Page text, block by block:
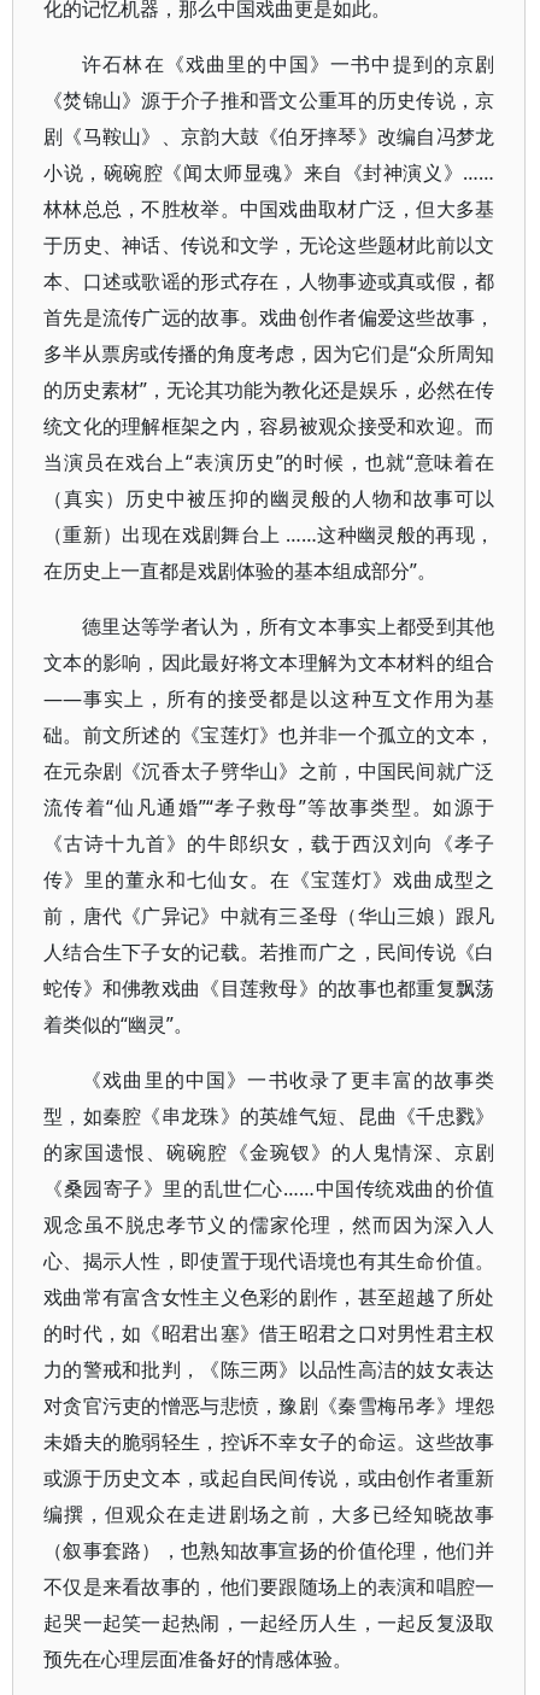
化的记忆机器，那么中国戏曲更是如此。
许石林在《戏曲里的中国》一书中提到的京剧
《焚锦山》源于介子推和晋文公重耳的历史传说，京
剧《马鞍山》、京韵大鼓《伯牙摔琴》改编自冯梦龙
小说，碗碗腔《闻太师显魂》来自《封神演义》……
林林总总，不胜枚举。中国戏曲取材广泛，但大多基
于历史、神话、传说和文学，无论这些题材此前以文
本、口述或歌谣的形式存在，人物事迹或真或假，都
首先是流传广远的故事。戏曲创作者偏爱这些故事，
多半从票房或传播的角度考虑，因为它们是“众所周知
的历史素材”，无论其功能为教化还是娱乐，必然在传
统文化的理解框架之内，容易被观众接受和欢迎。而
当演员在戏台上“表演历史”的时候，也就“意味着在
（真实）历史中被压抑的幽灵般的人物和故事可以
（重新）出现在戏剧舞台上 ……这种幽灵般的再现，
在历史上一直都是戏剧体验的基本组成部分”。
德里达等学者认为，所有文本事实上都受到其他
文本的影响，因此最好将文本理解为文本材料的组合
——事实上，所有的接受都是以这种互文作用为基
础。前文所述的《宝莲灯》也并非一个孤立的文本，
在元杂剧《沉香太子劈华山》之前，中国民间就广泛
流传着“仙凡通婚”“孝子救母”等故事类型。如源于
《古诗十九首》的牛郎织女，载于西汉刘向《孝子
传》里的董永和七仙女。在《宝莲灯》戏曲成型之
前，唐代《广异记》中就有三圣母（华山三娘）跟凡
人结合生下子女的记载。若推而广之，民间传说《白
蛇传》和佛教戏曲《目莲救母》的故事也都重复飘荡
着类似的“幽灵”。
《戏曲里的中国》一书收录了更丰富的故事类
型，如秦腔《串龙珠》的英雄气短、昆曲《千忠戮》
的家国遗恨、碗碗腔《金琬钗》的人鬼情深、京剧
《桑园寄子》里的乱世仁心……中国传统戏曲的价值
观念虽不脱忠孝节义的儒家伦理，然而因为深入人
心、揭示人性，即使置于现代语境也有其生命价值。
戏曲常有富含女性主义色彩的剧作，甚至超越了所处
的时代，如《昭君出塞》借王昭君之口对男性君主权
力的警戒和批判，《陈三两》以品性高洁的妓女表达
对贪官污吏的憎恶与悲愤，豫剧《秦雪梅吊孝》埋怨
未婚夫的脆弱轻生，控诉不幸女子的命运。这些故事
或源于历史文本，或起自民间传说，或由创作者重新
编撰，但观众在走进剧场之前，大多已经知晓故事
（叙事套路），也熟知故事宣扬的价值伦理，他们并
不仅是来看故事的，他们要跟随场上的表演和唱腔一
起哭一起笑一起热闹，一起经历人生，一起反复汲取
预先在心理层面准备好的情感体验。